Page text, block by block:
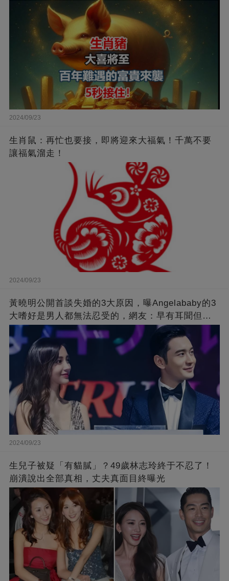
2024/09/23
生肖鼠：再忙也要接，即將迎來大福氣！千萬不要
讓福氣溜走！
2024/09/23
黃曉明公開首談失婚的3大原因，曝Angelababy的3
大嗜好是男人都無法忍受的，網友：早有耳聞但想
不到那麼嚴重！
2024/09/23
生兒子被疑「有貓膩」？49歲林志玲終于不忍了！
崩潰說出全部真相，丈夫真面目終曝光